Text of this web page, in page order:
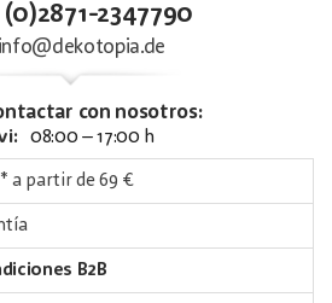
(0)2871-2347790
info@dekotopia.de
con nosotros:
08:00 – 17:00 h
* a partir de 69 €
B2B